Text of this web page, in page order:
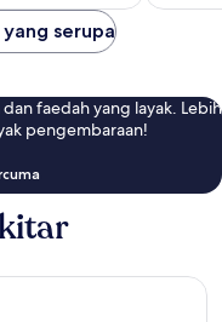
serupa
faedah yang layak. Lebih
pengembaraan!